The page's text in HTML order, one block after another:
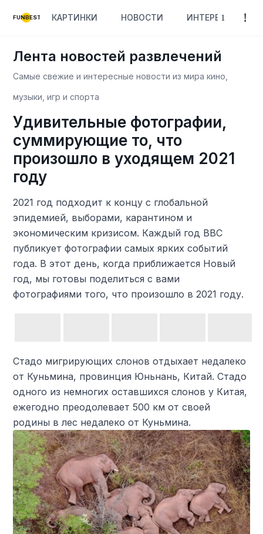
FUNBEST КАРТИНКИ НОВОСТИ ИНТЕРЕСНОЕ
Лента новостей развлечений
Самые свежие и интересные новости из мира кино,
музыки, игр и спорта
Удивительные фотографии,
суммирующие то, что
произошло в уходящем 2021
году
2021 год подходит к концу с глобальной
эпидемией, выборами, карантином и
экономическим кризисом. Каждый год BBC
публикует фотографии самых ярких событий
года. В этот день, когда приближается Новый
год, мы готовы поделиться с вами
фотографиями того, что произошло в 2021 году.
Стадо мигрирующих слонов отдыхает недалеко
от Куньмина, провинция Юньнань, Китай. Стадо
одного из немногих оставшихся слонов у Китая,
ежегодно преодолевает 500 км от своей
родины в лес недалеко от Куньмина.